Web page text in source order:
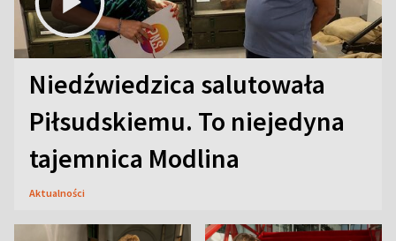
Niedźwiedzica salutowała
Piłsudskiemu. To niejedyna
tajemnica Modlina
Aktualności